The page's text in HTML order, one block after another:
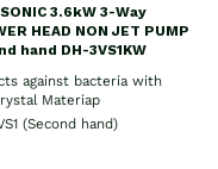
3.6kW 3-Way
HEAD NON JET PUMP
hand DH-3VS1KW
against bacteria with
Materiap
(Second hand)